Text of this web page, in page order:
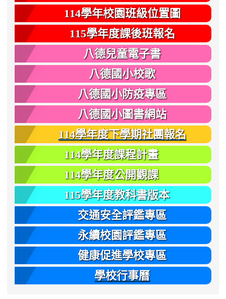
114學年校園班級位置圖
115學年度課後班報名
八德兒童電子書
八德國小校歌
八德國小防疫專區
八德國小圖書網站
114學年度下學期社團報名
114學年度課程計畫
114學年度公開觀課
115學年度教科書版本
交通安全評鑑專區
永續校園評鑑專區
健康促進學校專區
學校行事曆